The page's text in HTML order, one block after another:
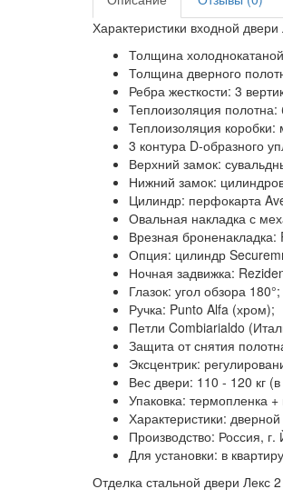
Характеристики входной
Толщина
Толщина дверного
Ребра жесткости: 3
Теплоизоляция полотна:
Теплоизоляция коробки:
3 контура D-образного
Верхний замок:
Нижний замок:
Цилиндр: перфокарта
Овальная накладка с
Врезная броненакладка:
Опция: цилиндр
Ночная задвижка:
Глазок: угол обзора 180°;
Ручка: Punto Alfa (хром);
Петли Combiarialdo
Защита от снятия
Эксцентрик:
Вес двери: 110 - 120 кг
Упаковка: термопленка +
Характеристики:
Производство: Россия,
Для установки: в
Отделка стальной двери Лекс